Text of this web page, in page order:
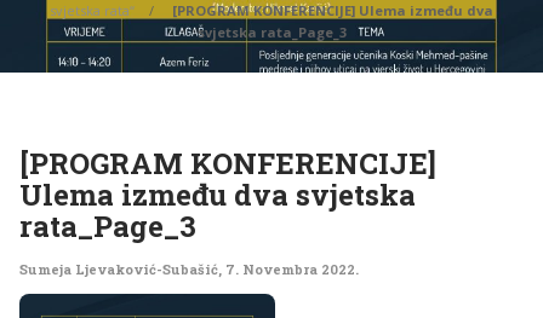
svjetska rata“
[PROGRAM KONFERENCIJE] Ulema između dva
svjetska rata_Page_3
[PROGRAM KONFERENCIJE]
Ulema između dva svjetska
rata_Page_3
Sumeja Ljevaković-Subašić, 7. Novembra 2022.